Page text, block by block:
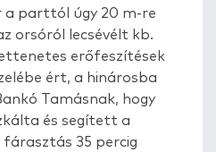
parttól úgy 20 m-re
orsóról lecsévélt kb.
erőfeszítések
ért, a hinárosba
Tamásnak, hogy
és segített a
35 percig